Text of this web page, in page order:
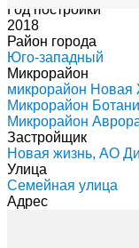
Год постройки
2018
Район города
Юго-западный
Микрорайон
микрорайон Новая
Микрорайон
Микрорайон
Застройщик
Новая жизнь, АО
Улица
Семейная улица
Адрес